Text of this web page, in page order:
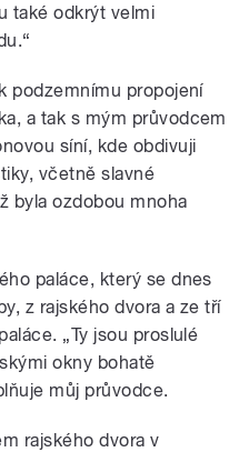
také odkrýt velmi
podzemnímu propojení
a tak s mým průvodcem
síní, kde obdivuji
včetně slavné
byla ozdobou mnoha
paláce, který se dnes
z rajského dvora a ze tří
„Ty jsou proslulé
okny bohatě
můj průvodce.